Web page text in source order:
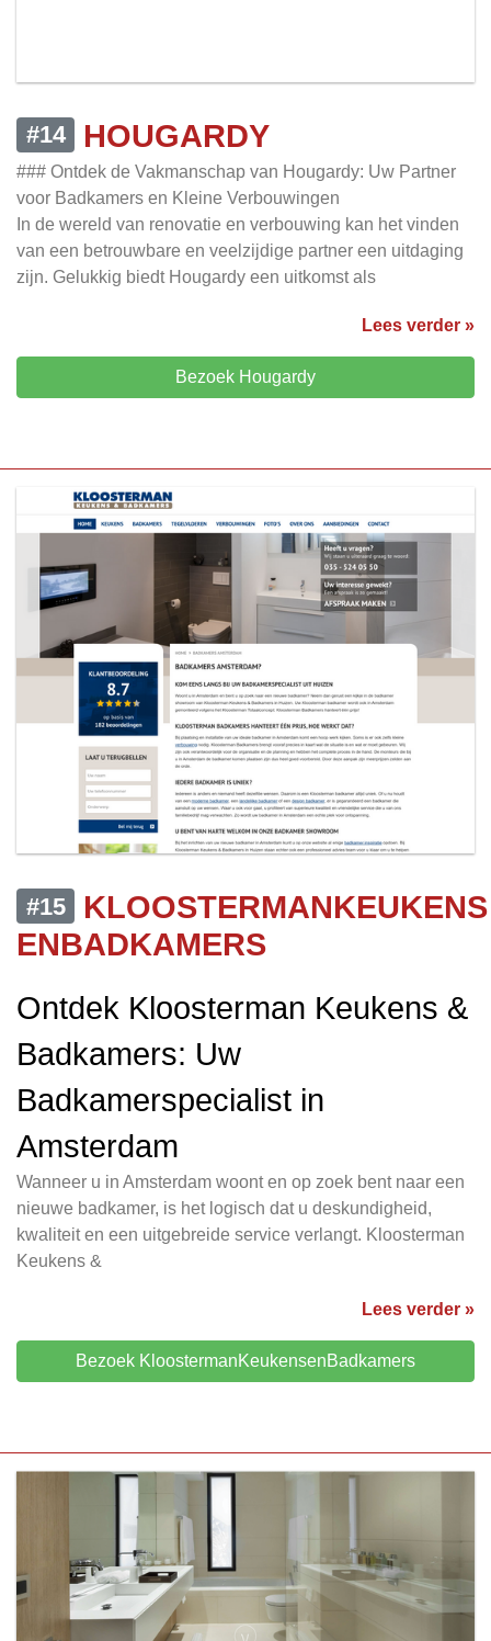
#14 HOUGARDY
### Ontdek de Vakmanschap van Hougardy: Uw Partner
voor Badkamers en Kleine Verbouwingen
In de wereld van renovatie en verbouwing kan het vinden
van een betrouwbare en veelzijdige partner een uitdaging
zijn. Gelukkig biedt Hougardy een uitkomst als
Lees verder »
Bezoek Hougardy
#15
KLOOSTERMANKEUKENS
ENBADKAMERS
Ontdek Kloosterman Keukens &
Badkamers: Uw
Badkamerspecialist in
Amsterdam
Wanneer u in Amsterdam woont en op zoek bent naar een
nieuwe badkamer, is het logisch dat u deskundigheid,
kwaliteit en een uitgebreide service verlangt. Kloosterman
Keukens &
Lees verder »
Bezoek KloostermanKeukensenBadkamers